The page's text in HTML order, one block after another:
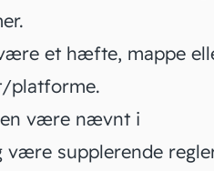
et hæfte, mappe
platforme.
være nævnt i
være supplerende